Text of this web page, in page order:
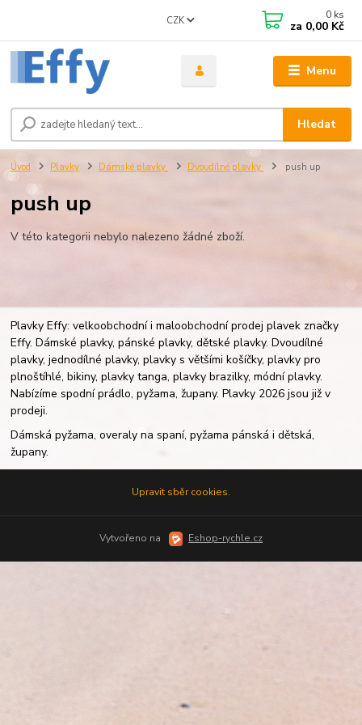
Menu
CZK
Hledat
0 ks
za 0,00 Kč
Úvod Plavky Dámské plavky Dvoudílné plavky push up
push up
V této kategorii nebylo nalezeno žádné zboží.
Plavky Effy: velkoobchodní i maloobchodní prodej plavek značky
Effy. Dámské plavky, pánské plavky, dětské plavky. Dvoudílné
plavky, jednodílné plavky, plavky s většími košíčky, plavky pro
plnoštíhlé, bikiny, plavky tanga, plavky brazilky, módní plavky.
Nabízíme spodní prádlo, pyžama, župany. Plavky 2026 jsou již v
prodeji.
Dámská pyžama, overaly na spaní, pyžama pánská i dětská,
župany.
Upravit sběr cookies.
Vytvořeno na Eshop-rychle.cz